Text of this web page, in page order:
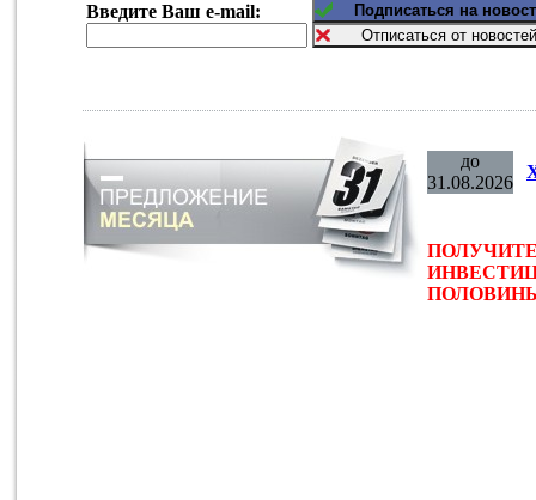
Введите Ваш e-mail:
до
31.08.2026
ПОЛОВИНЫ